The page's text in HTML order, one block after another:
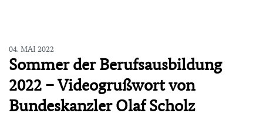
04. MAI 2022
Sommer der Berufsausbildung
2022 – Videogrußwort von
Bundeskanzler Olaf Scholz